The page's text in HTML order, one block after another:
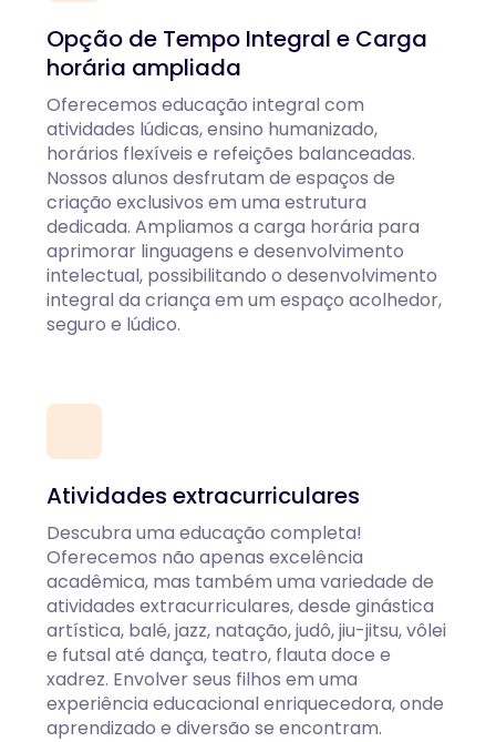
Opção de Tempo Integral e Carga
horária ampliada
Oferecemos educação integral com
atividades lúdicas, ensino humanizado,
horários flexíveis e refeições balanceadas.
Nossos alunos desfrutam de espaços de
criação exclusivos em uma estrutura
dedicada. Ampliamos a carga horária para
aprimorar linguagens e desenvolvimento
intelectual, possibilitando o desenvolvimento
integral da criança em um espaço acolhedor,
seguro e lúdico.
Atividades extracurriculares
Descubra uma educação completa!
Oferecemos não apenas excelência
acadêmica, mas também uma variedade de
atividades extracurriculares, desde ginástica
artística, balé, jazz, natação, judô, jiu-jitsu, vôlei
e futsal até dança, teatro, flauta doce e
xadrez. Envolver seus filhos em uma
experiência educacional enriquecedora, onde
aprendizado e diversão se encontram.